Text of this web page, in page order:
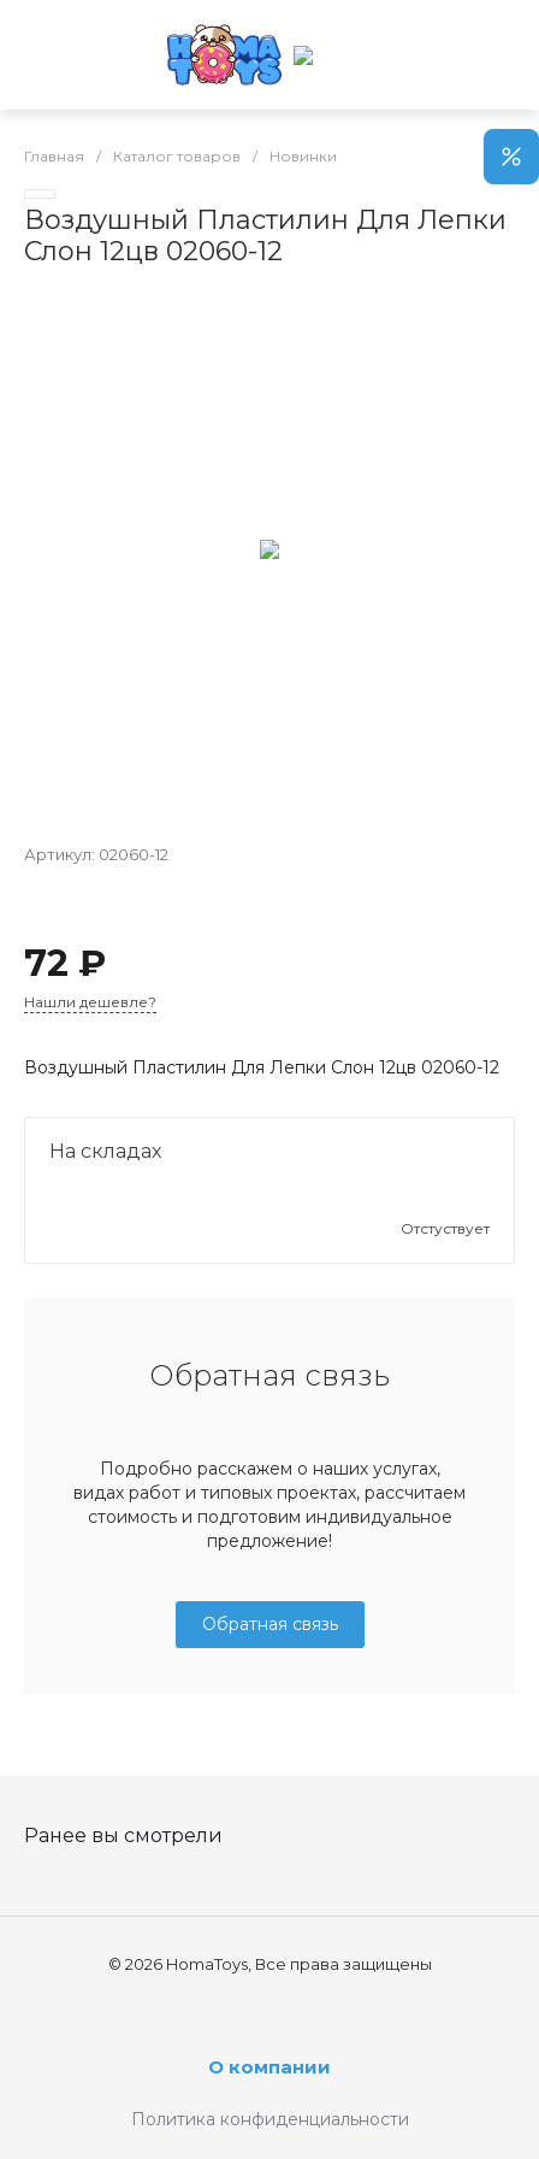
Главная / Каталог товаров / Новинки
Воздушный Пластилин Для Лепки
Слон 12цв 02060-12
Артикул: 02060-12
72 ₽
Нашли дешевле?
Воздушный Пластилин Для Лепки Слон 12цв 02060-12
На складах
Отстуствует
Обратная связь
Подробно расскажем о наших услугах,
видах работ и типовых проектах, рассчитаем
стоимость и подготовим индивидуальное
предложение!
Обратная связь
Ранее вы смотрели
© 2026 HomaToys, Все права защищены
О компании
Политика конфиденциальности